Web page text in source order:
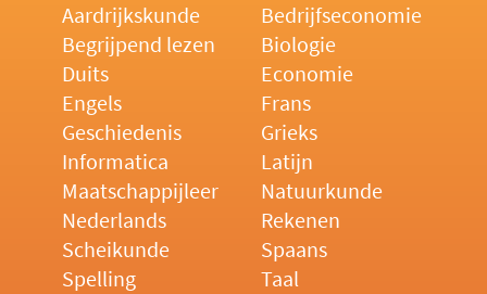
Aardrijkskunde
Bedrijfseconomie
Begrijpend lezen
Biologie
Duits
Economie
Engels
Frans
Geschiedenis
Grieks
Informatica
Latijn
Maatschappijleer
Natuurkunde
Nederlands
Rekenen
Scheikunde
Spaans
Spelling
Taal